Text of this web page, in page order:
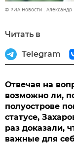
© РИА Новости . Александр
Читать в
Telegram
Отвечая на
возможно ли,
полуострове
статусе,
раз доказали,
важные для